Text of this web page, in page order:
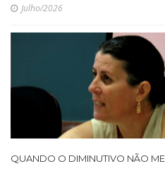
Julho/2026
QUANDO O DIMINUTIVO NÃO